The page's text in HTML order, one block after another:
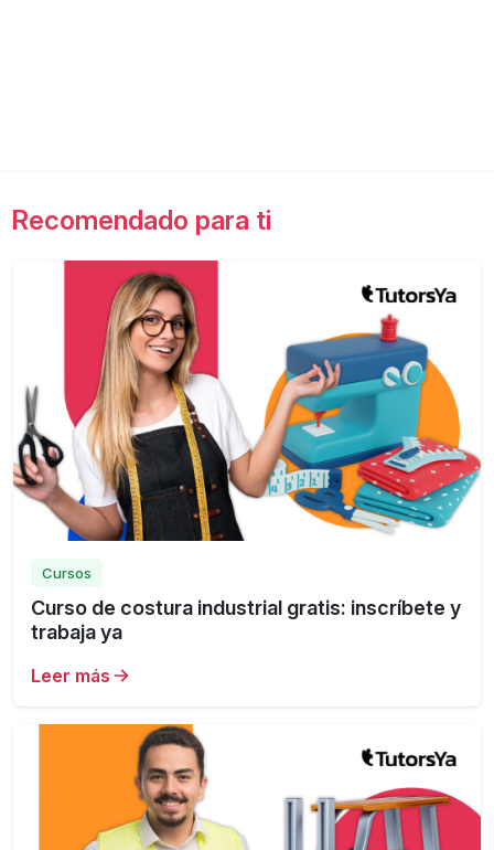
Recomendado para ti
Cursos
Curso de costura industrial gratis: inscríbete y
trabaja ya
Leer más